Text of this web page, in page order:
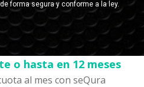
o hasta en 12 meses
al mes con seQura